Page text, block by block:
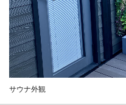
サウナ外観